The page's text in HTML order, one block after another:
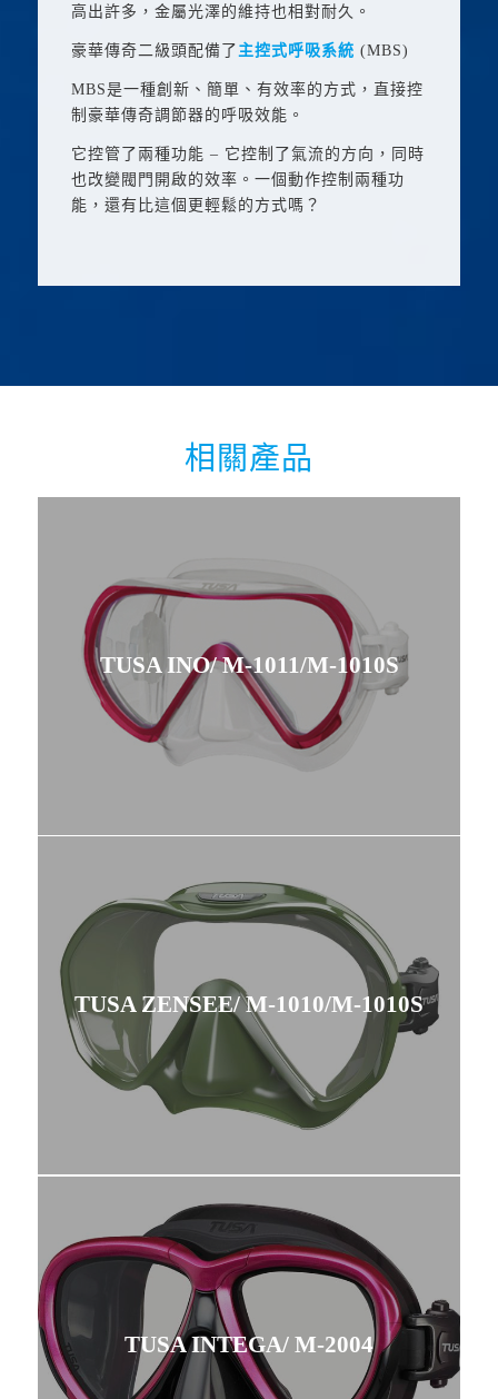
高出許多，金屬光澤的維持也相對耐久。
豪華傳奇二級頭配備了 主控式呼吸系統 (MBS)
MBS是一種創新、簡單、有效率的方式，直接控
制豪華傳奇調節器的呼吸效能。
它控管了兩種功能 – 它控制了氣流的方向，同時
也改變閥門開啟的效率。一個動作控制兩種功
能，還有比這個更輕鬆的方式嗎？
相關產品
TUSA INO/ M-1011/M-1010S
TUSA ZENSEE/ M-1010/M-1010S
TUSA INTEGA/ M-2004